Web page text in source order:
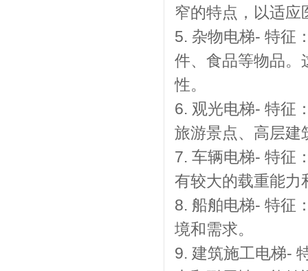
窄的特点，以适应
5. 杂物电梯- 特征
件、食品等物品。
性。
6. 观光电梯- 特征
旅游景点、高层建
7. 车辆电梯- 特征
有较大的载重能力
8. 船舶电梯- 特征
境和需求。
9. 建筑施工电梯-